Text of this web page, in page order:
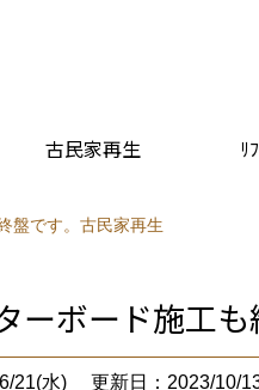
古民家再生 ﾘ
盤です。古民家再生
ーボード施工も
21(水) 更新日：2023/10/